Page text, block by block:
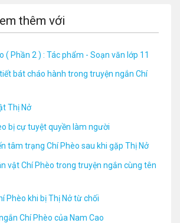
thêm với
( Phần 2 ) : Tác phẩm - Soạn văn lớp 11
bát cháo hành trong truyện ngắn Chí
Thị Nở
bị cự tuyệt quyền làm người
tâm trạng Chí Phèo sau khi gặp Thị Nở
vật Chí Phèo trong truyện ngắn cùng tên
Phèo khi bị Thị Nở từ chối
Chí Phèo của Nam Cao